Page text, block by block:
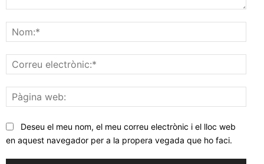
web:
Deseu el meu nom, el meu correu electrònic i el lloc web
en aquest navegador per a la propera vegada que ho faci.